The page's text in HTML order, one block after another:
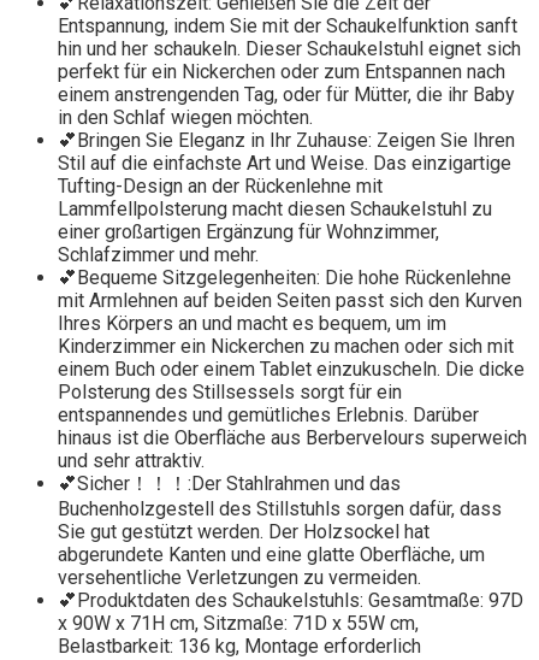
Entspannung, indem Sie mit der Schaukelfunktion sanft
hin und her schaukeln. Dieser Schaukelstuhl eignet sich
perfekt für ein Nickerchen oder zum Entspannen nach
einem anstrengenden Tag, oder für Mütter, die ihr Baby
in den Schlaf wiegen möchten.
💕Bringen Sie Eleganz in Ihr Zuhause: Zeigen Sie Ihren
Stil auf die einfachste Art und Weise. Das einzigartige
Tufting-Design an der Rückenlehne mit
Lammfellpolsterung macht diesen Schaukelstuhl zu
einer großartigen Ergänzung für Wohnzimmer,
Schlafzimmer und mehr.
💕Bequeme Sitzgelegenheiten: Die hohe Rückenlehne
mit Armlehnen auf beiden Seiten passt sich den Kurven
Ihres Körpers an und macht es bequem, um im
Kinderzimmer ein Nickerchen zu machen oder sich mit
einem Buch oder einem Tablet einzukuscheln. Die dicke
Polsterung des Stillsessels sorgt für ein
entspannendes und gemütliches Erlebnis. Darüber
hinaus ist die Oberfläche aus Berbervelours superweich
und sehr attraktiv.
💕Sicher！！！:Der Stahlrahmen und das
Buchenholzgestell des Stillstuhls sorgen dafür, dass
Sie gut gestützt werden. Der Holzsockel hat
abgerundete Kanten und eine glatte Oberfläche, um
versehentliche Verletzungen zu vermeiden.
💕Produktdaten des Schaukelstuhls: Gesamtmaße: 97D
x 90W x 71H cm, Sitzmaße: 71D x 55W cm,
Belastbarkeit: 136 kg, Montage erforderlich